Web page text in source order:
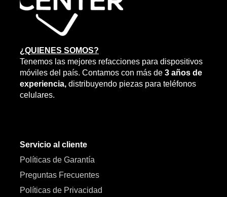
¿QUIENES SOMOS?
Tenemos las mejores refacciones para dispositivos
móviles del país. Contamos con más de 3 años de
experiencia, distribuyendo piezas para teléfonos
celulares.
Servicio al cliente
Políticas de Garantía
Preguntas Frecuentes
Políticas de Privacidad